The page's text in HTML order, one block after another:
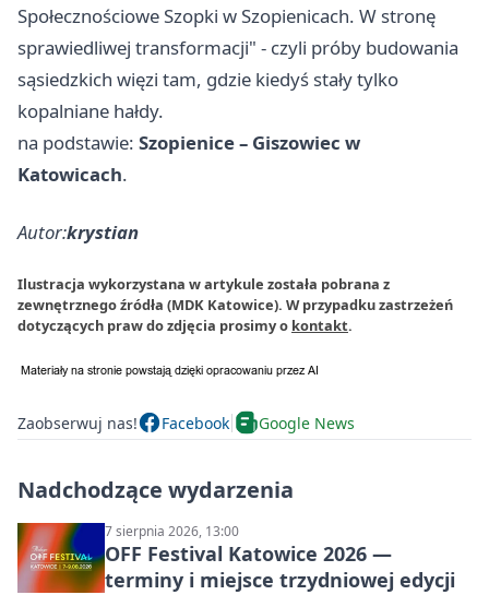
Społecznościowe Szopki w Szopienicach. W stronę
sprawiedliwej transformacji" - czyli próby budowania
sąsiedzkich więzi tam, gdzie kiedyś stały tylko
kopalniane hałdy.
na podstawie: Szopienice – Giszowiec w
Katowicach.
Autor:krystian
Ilustracja wykorzystana w artykule została pobrana z
zewnętrznego źródła (MDK Katowice). W przypadku zastrzeżeń
dotyczących praw do zdjęcia prosimy o kontakt.
Zaobserwuj nas! Facebook Google News
Nadchodzące wydarzenia
7 sierpnia 2026, 13:00
OFF Festival Katowice 2026 —
terminy i miejsce trzydniowej edycji